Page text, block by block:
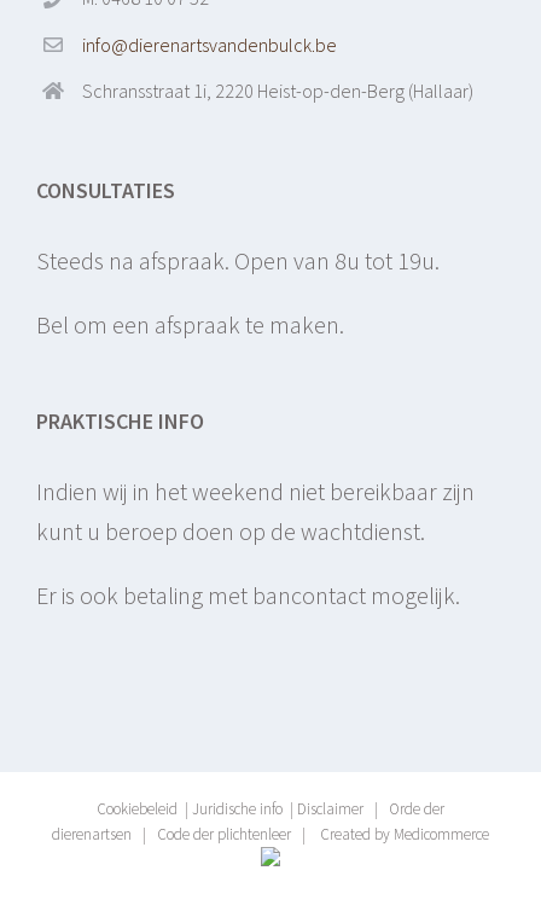
info@dierenartsvandenbulck.be
Schransstraat 1i, 2220 Heist-op-den-Berg (Hallaar)
CONSULTATIES
Steeds na afspraak. Open van 8u tot 19u.
Bel om een afspraak te maken.
PRAKTISCHE INFO
Indien wij in het weekend niet bereikbaar zijn
kunt u beroep doen op de wachtdienst.
Er is ook betaling met bancontact mogelijk.
Cookiebeleid | Juridische info | Disclaimer | Orde der
dierenartsen | Code der plichtenleer | Created by Medicommerce